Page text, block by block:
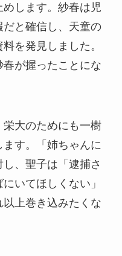
します。紗春は児
と確信し、天童の
を発見しました。
が握ったことにな
大のためにも一樹
す。「姉ちゃんに
、聖子は「逮捕さ
いてほしくない」
上巻き込みたくな